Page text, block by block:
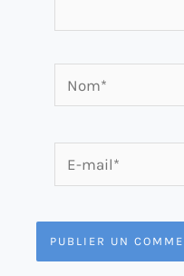
mail*